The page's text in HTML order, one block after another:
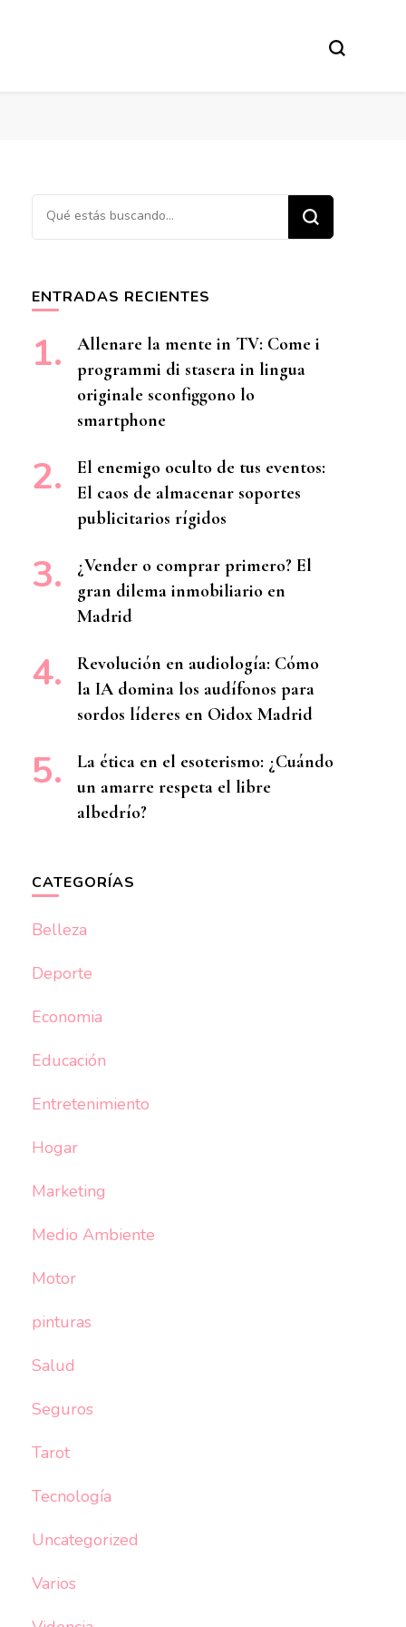
¿Buscas algo?
ENTRADAS RECIENTES
Allenare la mente in TV: Come i
programmi di stasera in lingua
originale sconfiggono lo
smartphone
El enemigo oculto de tus eventos:
El caos de almacenar soportes
publicitarios rígidos
¿Vender o comprar primero? El
gran dilema inmobiliario en
Madrid
Revolución en audiología: Cómo
la IA domina los audífonos para
sordos líderes en Oidox Madrid
La ética en el esoterismo: ¿Cuándo
un amarre respeta el libre
albedrío?
CATEGORÍAS
Belleza
Deporte
Economia
Educación
Entretenimiento
Hogar
Marketing
Medio Ambiente
Motor
pinturas
Salud
Seguros
Tarot
Tecnología
Uncategorized
Varios